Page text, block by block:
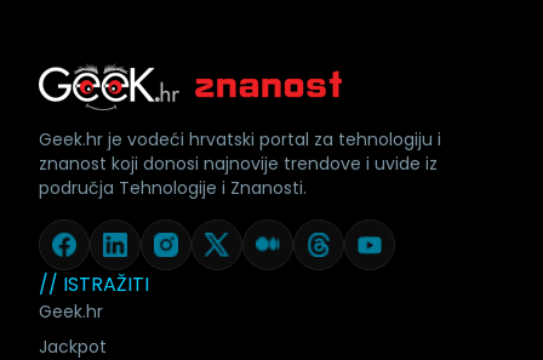
// ISTRAŽITI
Geek.hr
Jackpot
Geek.hr je vodeći hrvatski portal za tehnologiju i
znanost koji donosi najnovije trendove i uvide iz
područja Tehnologije i Znanosti.